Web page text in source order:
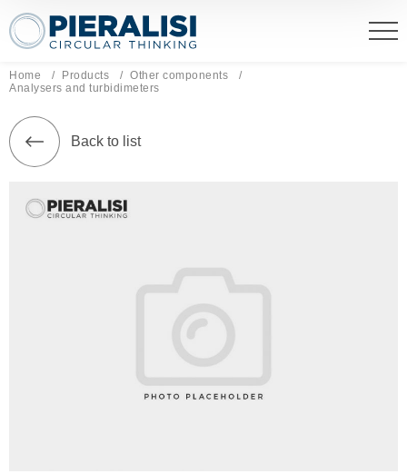
Pieralisi Maip Spa
Home Products
Other components
Current page:
Analysers and turbidimeters
Back to list